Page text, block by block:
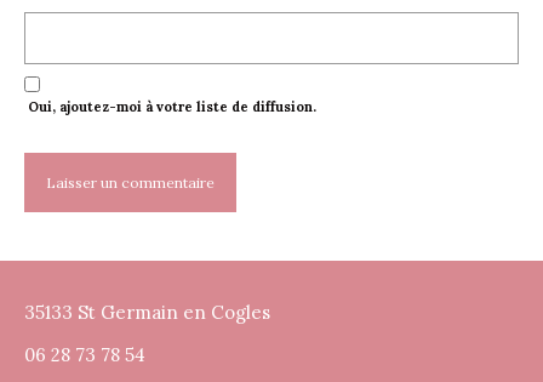
Oui, ajoutez-moi à votre liste de diffusion.
35133 St Germain en Cogles
06 28 73 78 54